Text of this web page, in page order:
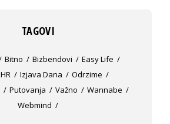
TAGOVI
Bitno Bizbendovi
Easy Life
HR Izjava Dana
Odrzime
Putovanja Važno
Wannabe
Webmind